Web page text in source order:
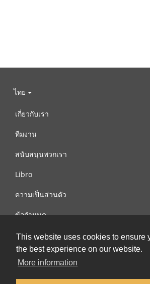
This website uses cookies to ensure
the best experience on our website.
More information
ไทย
เกี่ยวกับเรา
ทีมงาน
สนับสนุนพวกเรา
Libro
ความเป็นส่วนตัว
ข้อกำหนด
ติดต่อเรา